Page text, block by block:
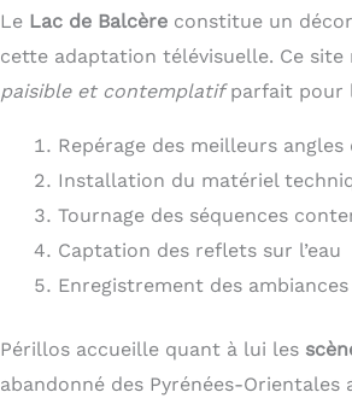
Le Lac de Balcèreconstitue un
cette adaptation télévisuelle. Ce
paisible et contemplatifparfait pour
Repérage des meilleurs angles
Installation du matériel
Tournage des séquences
Captation des reflets sur l’eau
Enregistrement des
Périllos accueille quant à lui les
abandonné des Pyrénées-